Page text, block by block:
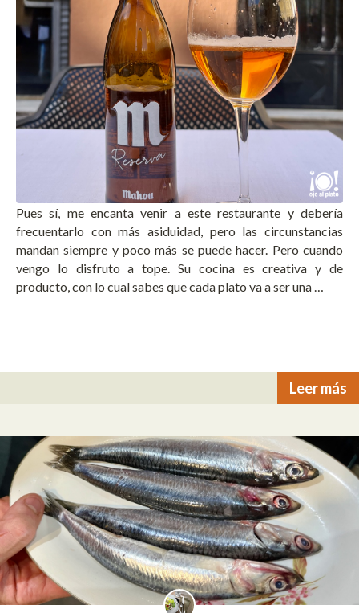
Pues sí, me encanta venir a este restaurante y debería
frecuentarlo con más asiduidad, pero las circunstancias
mandan siempre y poco más se puede hacer. Pero cuando
vengo lo disfruto a tope. Su cocina es creativa y de
producto, con lo cual sabes que cada plato va a ser una …
Leer más